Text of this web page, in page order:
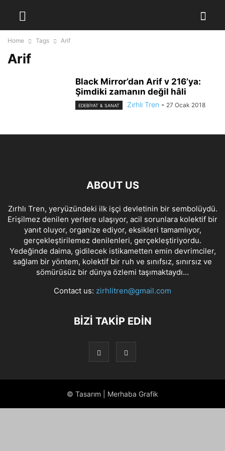
Home Tags Arif
Arif
Black Mirror’dan Arif v 216’ya:
Şimdiki zamanın değil hâli
EDEBIYAT & SANAT Zırhlı Tren - 27 Ocak 2018
ABOUT US
Zırhlı Tren, yeryüzündeki ilk işçi devletinin bir sembolüydü.
Erişilmez denilen yerlere ulaşıyor, acil sorunlara kolektif bir
yanıt oluyor, organize ediyor, eksikleri tamamlıyor,
gerçekleştirilemez denilenleri, gerçekleştiriyordu.
Yedeğinde daima, gidilecek istikametten emin devrimciler,
sağlam bir yöntem, kolektif bir ruh ve sınıfsız, sınırsız ve
sömürüsüz bir dünya özlemi taşımaktaydı…
Contact us: zirhlitren@gmail.com
BİZİ TAKİP EDİN
© Tasarım | Merhaba Grafik